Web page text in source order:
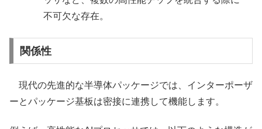
不可欠な存在。
関係性
現代の先進的な半導体パッケージでは、インターポーザ
ーとパッケージ基板は密接に連携して機能します。